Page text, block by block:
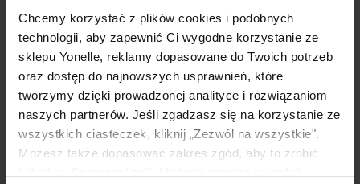
Chcemy korzystać z plików cookies i podobnych
technologii, aby zapewnić Ci wygodne korzystanie ze
sklepu Yonelle, reklamy dopasowane do Twoich potrzeb
oraz dostęp do najnowszych usprawnień, które
tworzymy dzięki prowadzonej analityce i rozwiązaniom
naszych partnerów. Jeśli zgadzasz się na korzystanie ze
wszystkich ciasteczek, kliknij „Zezwól na wszystkie".
Możesz także dopasować zakres zgód, aby to zrobić
udzielając licencji, zapewnia Sprzedawcę, że
Opinia jest autorska oraz jest wynikiem
własnej intelektualnej pracy Użytkownika,
nie narusza praw autorskich osób trzecich. W
przypadku nieprawdziwości powyższych
oświadczeń użytkownik ponosi
odpowiedzialność wobec osób trzecich za
naruszenie ich praw.